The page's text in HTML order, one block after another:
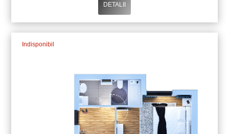
DETALII
Indisponibil